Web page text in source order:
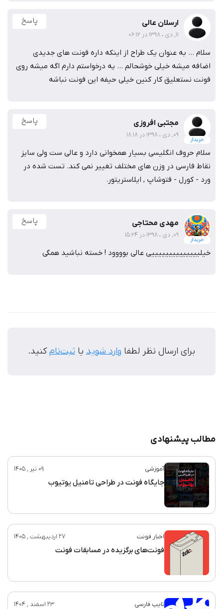
ارسلان عالی
11, دی ، 1398 در 06:12
پاسخ
سلام ... به عنوان یک طراح از اینکه داره فونت های جدیدی
اضافه میشه خیلی خوشحالم ... یه درخواستم دارم اگه میشه روی
فونت نستعلیق کار کنین خیلی حیفه این فونت نباشه
خریدار
مجتبی افروزی
09, دی ، 1398 در 18:18
پاسخ
سلام حروف انگلیسی بسیار همخوانی دارد و عالی ست ولی سایز
نقاط فارسی در وزن های مختلف تغییر نمی کند. تست شده در
ورد - کورل - فتوشاپ , ایلاستریتور.
خریدار
مهدی محتاجی
09, دی ، 1398 در 15:24
پاسخ
خیلییییییییییییییی عالی بوووود ! خسته نباشید همگی
برای ارسال نظر لطفا وارد شویدیاثبت‌نامکنید.
مطالب پیشنهادی
آموزشی 09 تیر , 1405
جایگاه فونت در طراحی تامنیل یوتیوب
اخبار فونت 27 اردیبهشت , 1405
فونت‌های برگزیده در مسابقات فونت
تایپ فارسی 23 اسفند , 1404